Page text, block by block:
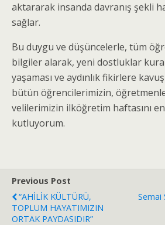
aktararak insanda davranış şekli
sağlar.
Bu duygu ve düşüncelerle, tüm
bilgiler alarak, yeni dostluklar
yaşaması ve aydınlık fikirlere
bütün öğrencilerimizin,
velilerimizin ilköğretim haftasını
kutluyorum.
Previous Post
“AHİLİK KÜLTÜRÜ,
TOPLUM HAYATIMIZIN
ORTAK PAYDASIDIR”
Semai